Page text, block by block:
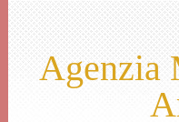
Agenzia